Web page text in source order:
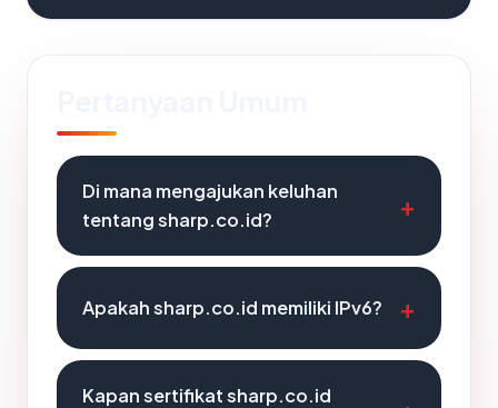
Di mana mengajukan keluhan
tentang sharp.co.id?
Apakah sharp.co.id memiliki IPv6?
Kapan sertifikat sharp.co.id